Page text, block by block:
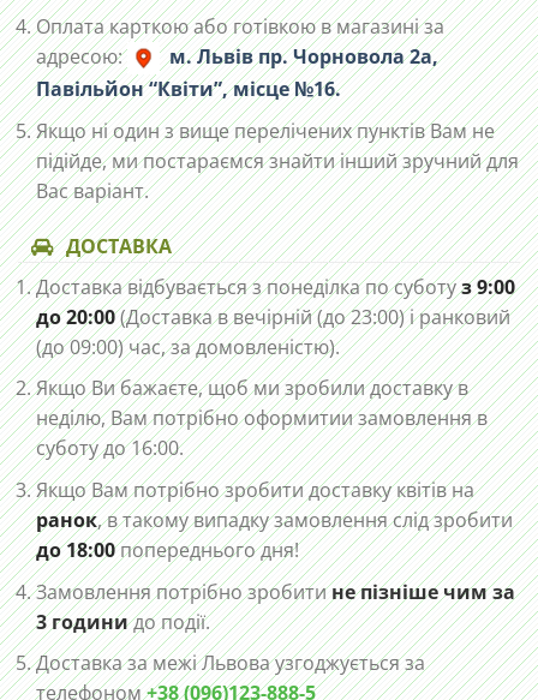
Оплата карткою або готівкою в магазині за
адресою:
м. Львів пр. Чорновола 2а,
Павільйон “Квіти”, місце №16.
Якщо ні один з вище перелічених пунктів Вам не
підійде, ми постараємся знайти інший зручний для
Вас варіант.
ДОСТАВКА
Доставка відбувається з понеділка по суботуз 9:00
до 20:00(Доставка в вечірній (до 23:00) і ранковий
(до 09:00) час, за домовленістю).
Якщо Ви бажаєте, щоб ми зробили доставку в
неділю, Вам потрібно оформитии замовлення в
суботу до 16:00.
Якщо Вам потрібно зробити доставку квітів на
ранок, в такому випадку замовлення слід зробити
до 18:00попереднього дня!
Замовлення потрібно зробитине пізніше чим за
3 годинидо події.
Доставка за межі Львова узгоджується за
телефоном+38 (096)123-888-5